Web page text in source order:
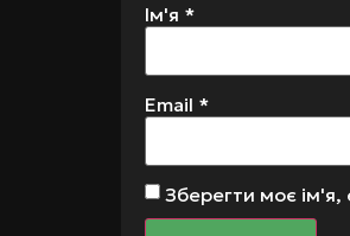
Ім'я *
Email *
Зберегти моє ім'я,